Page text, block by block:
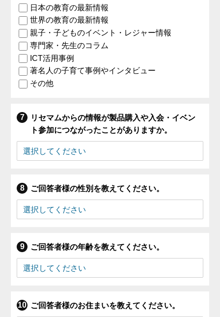
日本の教育の最新情報
世界の教育の最新情報
親子・子どものイベント・レジャー情報
専門家・先生のコラム
ICT活用事例
著名人の子育て事例やインタビュー
その他
リセマムからの情報が製品購入や入会・イベン
ト参加につながったことがありますか。
ご回答者様の性別を教えてください。
ご回答者様の年齢を教えてください。
ご回答者様のお住まいを教えてください。